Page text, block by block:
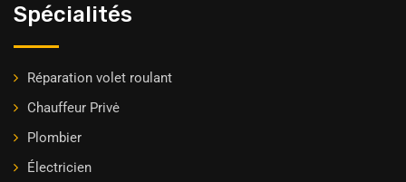
Spécialités
Réparation volet roulant
Chauffeur Privė
Plombier
Électricien